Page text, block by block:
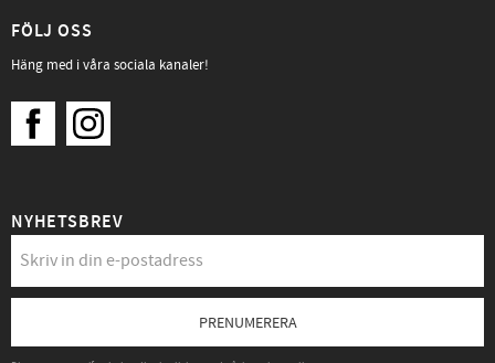
FÖLJ OSS
Häng med i våra sociala kanaler!
NYHETSBREV
PRENUMERERA